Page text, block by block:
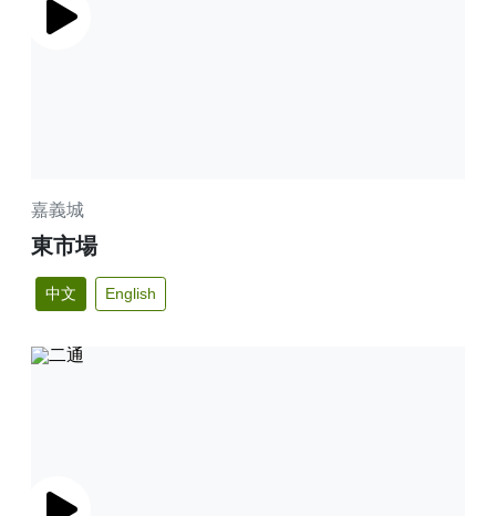
嘉義城
東市場
中文 English